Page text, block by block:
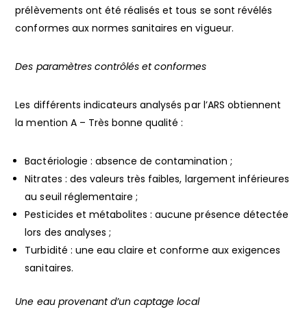
prélèvements ont été réalisés et tous se sont révélés
conformes aux normes sanitaires en vigueur.
Des paramètres contrôlés et conformes
Les différents indicateurs analysés par l’ARS obtiennent
la mention A – Très bonne qualité :
Bactériologie : absence de contamination ;
Nitrates : des valeurs très faibles, largement inférieures
au seuil réglementaire ;
Pesticides et métabolites : aucune présence détectée
lors des analyses ;
Turbidité : une eau claire et conforme aux exigences
sanitaires.
Une eau provenant d’un captage local